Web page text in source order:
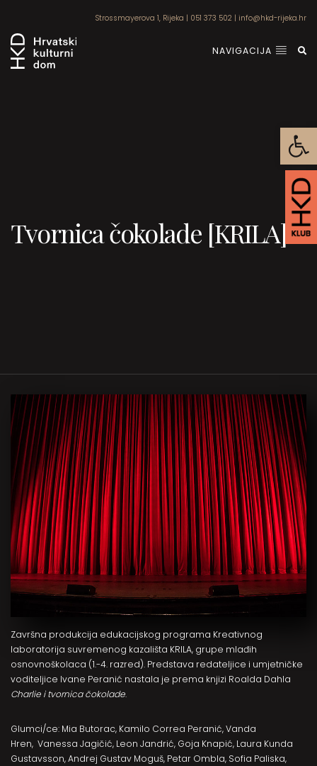
Strossmayerova 1, Rijeka | 051 373 502 | info@hkd-rijeka.hr
NAVIGACIJA
Tvornica čokolade [KRILA]
Završna produkcija edukacijskog programa Kreativnog
laboratorija suvremenog kazališta KRILA, grupe mlađih
osnovnoškolaca (1.-4. razred). Predstava redateljice i umjetničke
voditeljice Ivane Peranić nastala je prema knjizi Roalda Dahla
Charlie i tvornica čokolade.
Glumci/ce: Mia Butorac, Kamilo Correa Peranić, Vanda
Hren, Vanessa Jagičić, Leon Jandrić, Goja Knapić, Laura Kunda
Gustavsson, Andrej Gustav Moguš, Petar Ombla, Sofia Paliska,